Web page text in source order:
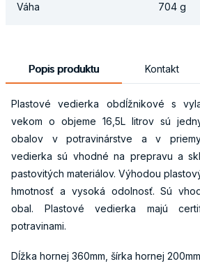
Váha 704 g
Popis produktu Kontakt
Plastové vedierka obdĺžnikové s
vekom o objeme 16,5L litrov sú
obalov v potravinárstve a v
vedierka sú vhodné na prepravu a
pastovitých materiálov. Výhodou
hmotnosť a vysoká odolnosť. Sú
obal. Plastové vedierka majú
potravinami.
Dĺžka hornej 360mm, šírka hornej